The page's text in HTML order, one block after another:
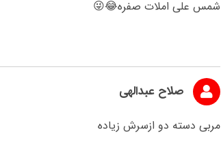
شمس علی املات صفره😂😜
صلاح عبدالهی
مربی دسته دو ازسرش زیاده